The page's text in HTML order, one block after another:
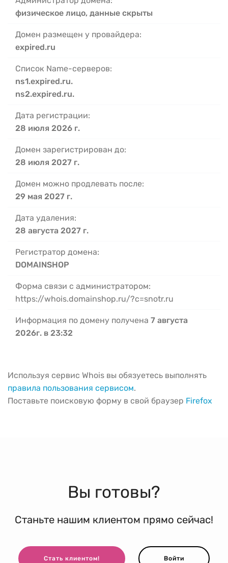
физическое лицо, данные скрыты
Домен размещен у провайдера:
expired.ru
Список Name-серверов:
ns1.expired.ru.
ns2.expired.ru.
Дата регистрации:
28 июля 2026 г.
Домен зарегистрирован до:
28 июля 2027 г.
Домен можно продлевать после:
29 мая 2027 г.
Дата удаления:
28 августа 2027 г.
Регистратор домена:
DOMAINSHOP
Форма связи с администратором:
https://whois.domainshop.ru/?c=snotr.ru
Информация по домену получена 7 августа
2026г. в 23:32
Используя сервис Whois вы обязуетесь выполнять
правила пользования сервисом.
Поставьте поисковую форму в свой браузер Firefox
Вы готовы?
Станьте нашим клиентом прямо сейчас!
Стать клиентом! Войти